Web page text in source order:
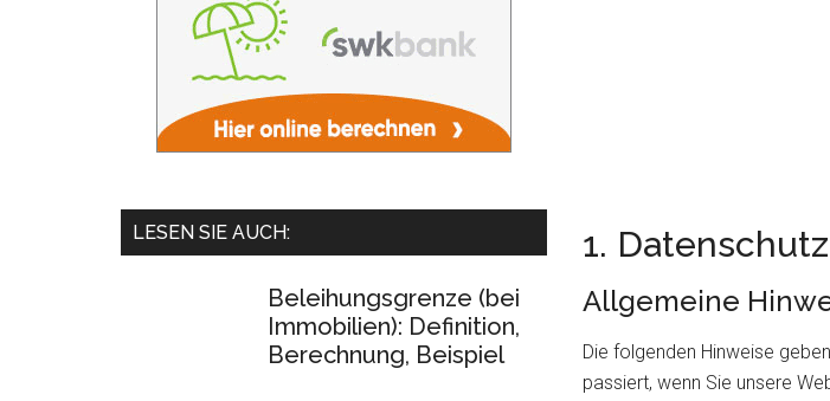
1.
Allgemeine
Die folgenden Hinweise
passiert, wenn Sie unsere
LESEN SIE AUCH:
Beleihungsgrenze (bei
Immobilien): Definition,
Berechnung, Beispiel